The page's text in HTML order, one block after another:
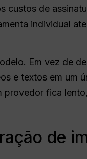
custos de
individual
Em vez de
e textos em um
provedor fica
de